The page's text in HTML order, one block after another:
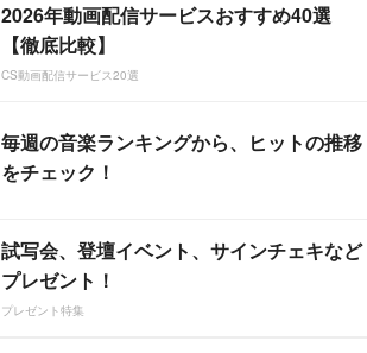
2026年動画配信サービスおすすめ40選
【徹底比較】
CS動画配信サービス20選
毎週の音楽ランキングから、ヒットの推移
をチェック！
試写会、登壇イベント、サインチェキなど
プレゼント！
プレゼント特集